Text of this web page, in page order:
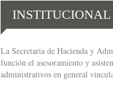
INSTITUCIONAL
La Secretaria de Hacienda y
función el asesoramiento y
administrativos en general